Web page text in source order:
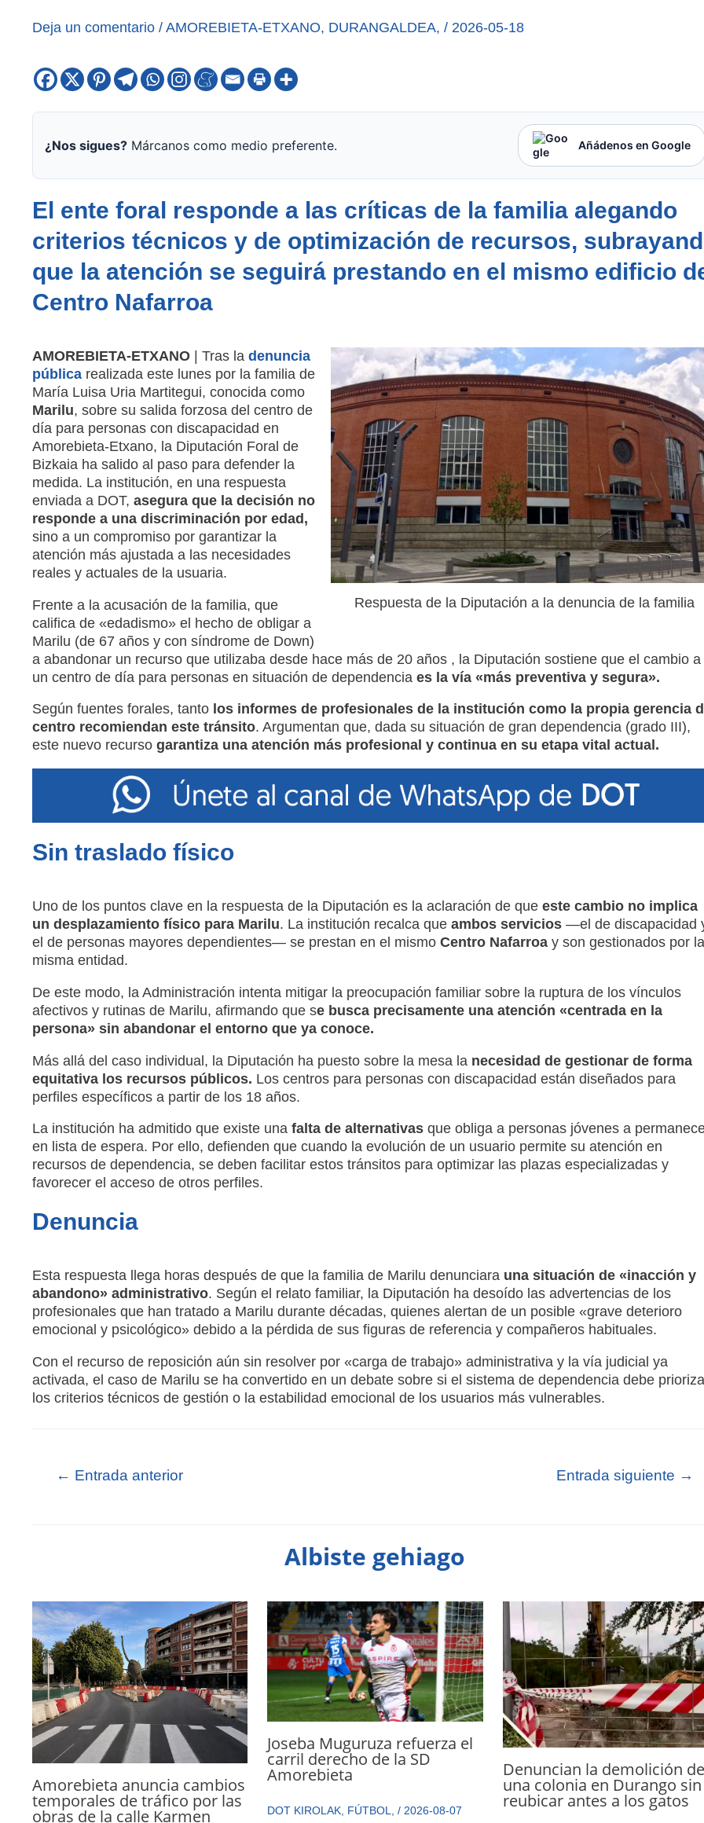
Deja un comentario / AMOREBIETA-ETXANO, DURANGALDEA, / 2026-05-18
¿Nos sigues?Márcanos como medio preferente. Añádenos en Google
El ente foral responde a las críticas de la familia alegando
criterios técnicos y de optimización de recursos,
que la atención se seguirá prestando en el mismo edificio
Centro Nafarroa
Respuesta de la Diputación a la denuncia de la familia
AMOREBIETA-ETXANO| Tras la denuncia
públicarealizada este lunes por la familia de
María Luisa Uria Martitegui, conocida como
Marilu, sobre su salida forzosa del centro de
día para personas con discapacidad en
Amorebieta-Etxano, la Diputación Foral de
Bizkaia ha salido al paso para defender la
medida. La institución, en una respuesta
enviada a DOT, asegura que la decisión no
responde a una discriminación por edad,
sino a un compromiso por garantizar la
atención más ajustada a las necesidades
reales y actuales de la usuaria.
Frente a la acusación de la familia, que
califica de «edadismo» el hecho de obligar a
Marilu (de 67 años y con síndrome de Down)
a abandonar un recurso que utilizaba desde hace más de 20 años , la Diputación sostiene que el cambio a
un centro de día para personas en situación de dependencia es la vía «más preventiva y segura».
Según fuentes forales, tanto los informes de profesionales de la institución como la propia gerencia
centro recomiendan este tránsito. Argumentan que, dada su situación de gran dependencia (grado III),
este nuevo recurso garantiza una atención más profesional y continua en su etapa vital actual .
Sin traslado físico
Uno de los puntos clave en la respuesta de la Diputación es la aclaración de que este cambio no implica
un desplazamiento físico para Marilu. La institución recalca que ambos servicios—el de discapacidad
el de personas mayores dependientes— se prestan en el mismo Centro Nafarroay son gestionados por la
misma entidad.
De este modo, la Administración intenta mitigar la preocupación familiar sobre la ruptura de los vínculos
afectivos y rutinas de Marilu, afirmando que se busca precisamente una atención «centrada en la
persona» sin abandonar el entorno que ya conoce.
Más allá del caso individual, la Diputación ha puesto sobre la mesa la necesidad de gestionar de forma
equitativa los recursos públicos. Los centros para personas con discapacidad están diseñados para
perfiles específicos a partir de los 18 años.
La institución ha admitido que existe una falta de alternativasque obliga a personas jóvenes a
en lista de espera. Por ello, defienden que cuando la evolución de un usuario permite su atención en
recursos de dependencia, se deben facilitar estos tránsitos para optimizar las plazas especializadas y
favorecer el acceso de otros perfiles.
Denuncia
Esta respuesta llega horas después de que la familia de Marilu denunciara una situación de «inacción y
abandono» administrativo. Según el relato familiar, la Diputación ha desoído las advertencias de los
profesionales que han tratado a Marilu durante décadas, quienes alertan de un posible «grave deterioro
emocional y psicológico» debido a la pérdida de sus figuras de referencia y compañeros habituales.
Con el recurso de reposición aún sin resolver por «carga de trabajo» administrativa y la vía judicial ya
activada, el caso de Marilu se ha convertido en un debate sobre si el sistema de dependencia debe
los criterios técnicos de gestión o la estabilidad emocional de los usuarios más vulnerables.
← Entrada anterior Entrada siguiente →
Albiste gehiago
Amorebieta anuncia cambios
temporales de tráfico por las
obras de la calle Karmen
Joseba Muguruza refuerza el
carril derecho de la SD
Amorebieta
DOT KIROLAK, FÚTBOL,/2026-08-07
Denuncian la demolición de
una colonia en Durango sin
reubicar antes a los gatos